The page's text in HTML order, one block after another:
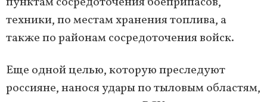
техники, по местам хранения топлива, а
также по районам сосредоточения войск.
Еще одной целью, которую преследуют
россияне, нанося удары по тыловым областям,